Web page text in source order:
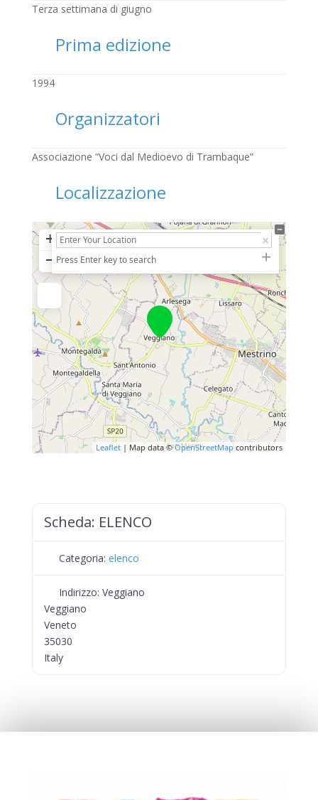
Terza settimana di giugno
Prima edizione
1994
Organizzatori
Associazione “Voci dal Medioevo di Trambaque”
Localizzazione
+
− Press Enter key to search
Leaflet | Map data ©OpenStreetMap contributors
Scheda: ELENCO
Categoria:elenco
Indirizzo:Veggiano
Veggiano
Veneto
35030
Italy